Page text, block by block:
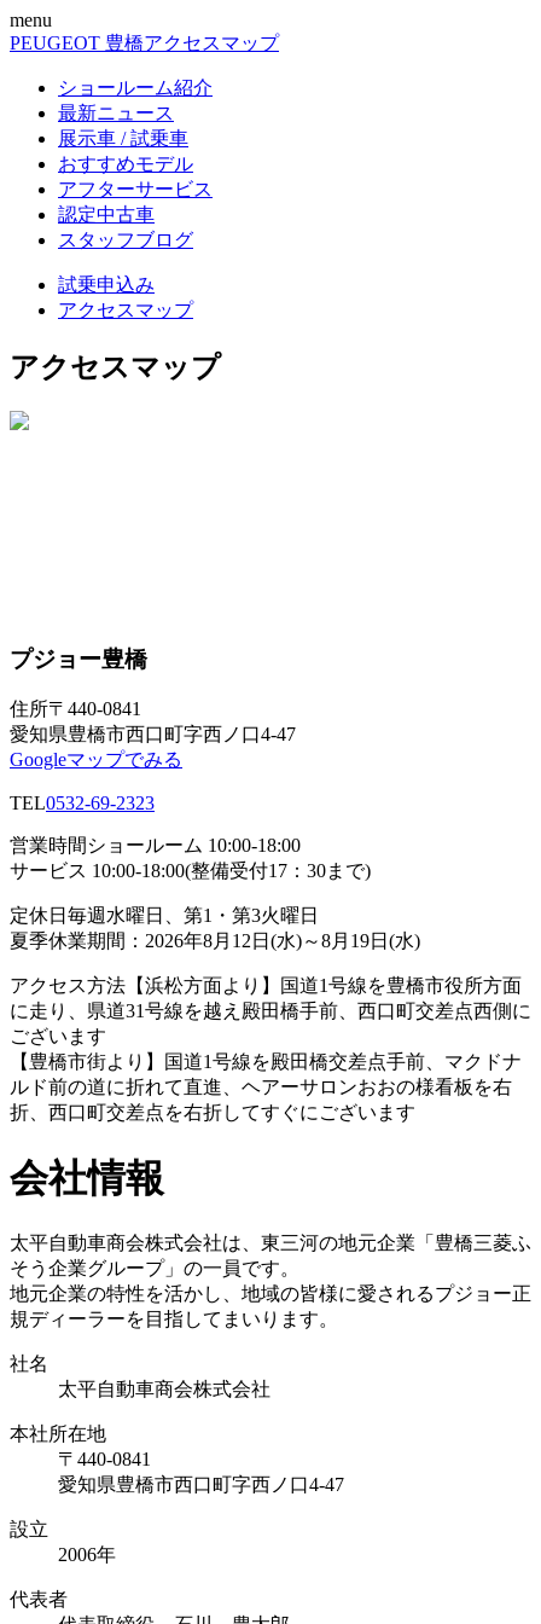
menu
PEUGEOT 豊橋アクセスマップ
ショールーム紹介
最新ニュース
展示車 / 試乗車
おすすめモデル
アフターサービス
認定中古車
スタッフブログ
試乗申込み
アクセスマップ
アクセスマップ
プジョー豊橋
住所〒440-0841
愛知県豊橋市西口町字西ノ口4-47
Googleマップでみる
TEL0532-69-2323
営業時間 ショールーム 10:00-18:00
サービス 10:00-18:00(整備受付17：30まで)
定休日 毎週水曜日、第1・第3火曜日
夏季休業期間：2026年8月12日(水)～8月19日(水)
アクセス方法 【浜松方面より】国道1号線を豊橋市役所方面
に走り、県道31号線を越え殿田橋手前、西口町交差点西側に
ございます
【豊橋市街より】国道1号線を殿田橋交差点手前、マクドナ
ルド前の道に折れて直進、ヘアーサロンおおの様看板を右
折、西口町交差点を右折してすぐにございます
会社情報
太平自動車商会株式会社は、東三河の地元企業「豊橋三菱ふ
そう企業グループ」の一員です。
地元企業の特性を活かし、地域の皆様に愛されるプジョー正
規ディーラーを目指してまいります。
社名
太平自動車商会株式会社
本社所在地
〒440-0841
愛知県豊橋市西口町字西ノ口4-47
設立
2006年
代表者